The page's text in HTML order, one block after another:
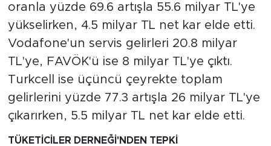
oranla yüzde 69.6 artışla 55.6 milyar TL'ye
yükselirken, 4.5 milyar TL net kar elde etti.
Vodafone'un servis gelirleri 20.8 milyar
TL'ye, FAVÖK'ü ise 8 milyar TL'ye çıktı.
Turkcell ise üçüncü çeyrekte toplam
gelirlerini yüzde 77.3 artışla 26 milyar TL'ye
çıkarırken, 5.5 milyar TL net kar elde etti.
TÜKETİCİLER DERNEĞİ'NDEN TEPKİ